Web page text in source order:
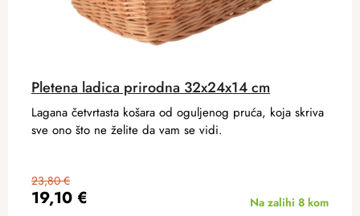
Pletena ladica prirodna 32x24x14 cm
19,10 €
23,80 €
Na zalihi 8 kom
Lagana četvrtasta košara od oguljenog pruća, koja skriva
sve ono što ne želite da vam se vidi.